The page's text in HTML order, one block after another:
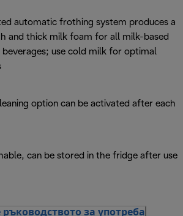
automatic frothing system produces a
and thick milk foam for all milk-based
beverages; use cold milk for optimal
option can be activated after each
can be stored in the fridge after use
за употреба